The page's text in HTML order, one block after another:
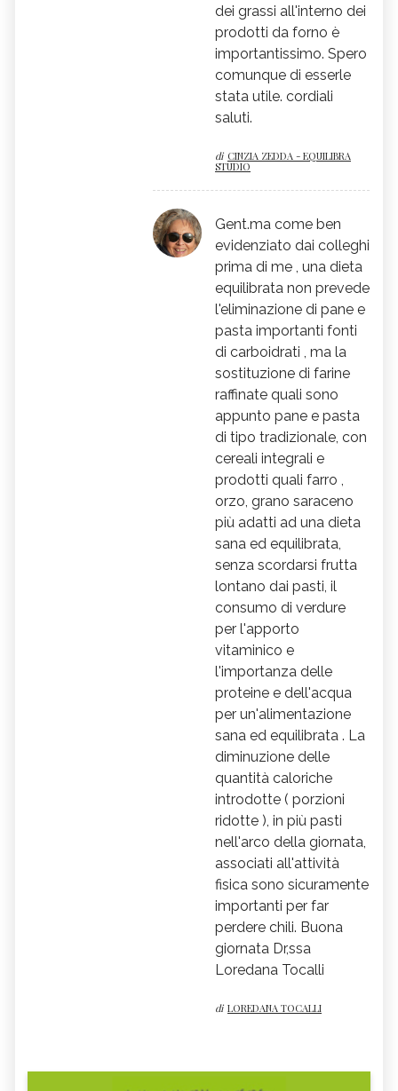
dei grassi all'interno dei
prodotti da forno è
importantissimo. Spero
comunque di esserle
stata utile. cordiali
saluti.
di CINZIA ZEDDA - EQUILIBRA
STUDIO
Gent.ma come ben
evidenziato dai colleghi
prima di me , una dieta
equilibrata non prevede
l'eliminazione di pane e
pasta importanti fonti
di carboidrati , ma la
sostituzione di farine
raffinate quali sono
appunto pane e pasta
di tipo tradizionale, con
cereali integrali e
prodotti quali farro ,
orzo, grano saraceno
più adatti ad una dieta
sana ed equilibrata,
senza scordarsi frutta
lontano dai pasti, il
consumo di verdure
per l'apporto
vitaminico e
l'importanza delle
proteine e dell'acqua
per un'alimentazione
sana ed equilibrata . La
diminuzione delle
quantità caloriche
introdotte ( porzioni
ridotte ), in più pasti
nell'arco della giornata,
associati all'attività
fisica sono sicuramente
importanti per far
perdere chili. Buona
giornata Dr,ssa
Loredana Tocalli
di LOREDANA TOCALLI